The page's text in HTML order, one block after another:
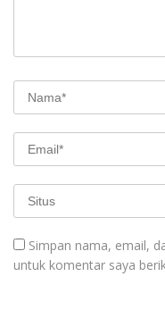
Simpan nama, email,
untuk komentar saya